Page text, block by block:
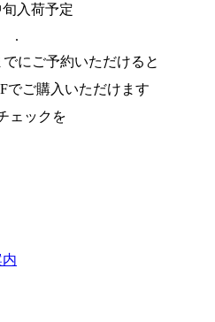
旬入荷予定
.
でにご予約いただけると
でご購入いただけます
ェックを